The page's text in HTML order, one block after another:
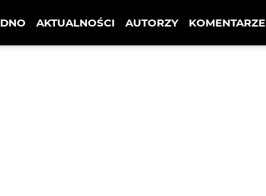
DNO AKTUALNOŚCI AUTORZY KOMENTARZE